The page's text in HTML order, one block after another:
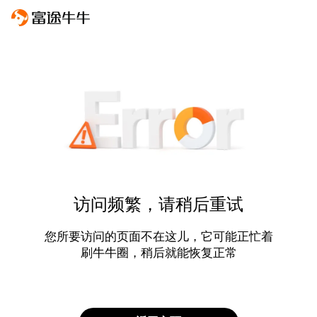
访问频繁，请稍后重试
您所要访问的页面不在这儿，它可能正忙着
刷牛牛圈，稍后就能恢复正常